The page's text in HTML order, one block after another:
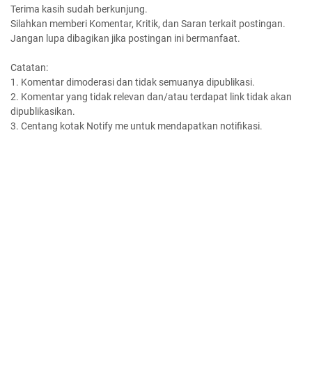
Terima kasih sudah berkunjung.
Silahkan memberi Komentar, Kritik, dan Saran terkait postingan.
Jangan lupa dibagikan jika postingan ini bermanfaat.
Catatan:
1. Komentar dimoderasi dan tidak semuanya dipublikasi.
2. Komentar yang tidak relevan dan/atau terdapat link tidak akan
dipublikasikan.
3. Centang kotak Notify me untuk mendapatkan notifikasi.